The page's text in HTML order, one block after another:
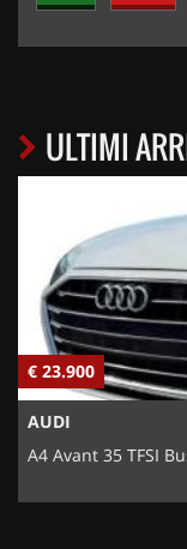
ULTIMI
€ 23.900
AUDI
A4 Avant 35 TFSI